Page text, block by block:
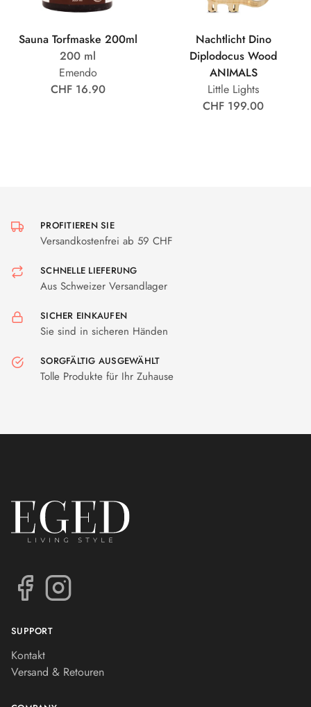
Sauna Torfmaske 200ml
200 ml
Emendo
CHF 16.90
Nachtlicht Dino
Diplodocus Wood
ANIMALS
Little Lights
CHF 199.00
PROFITIEREN SIE
Versandkostenfrei ab 59 CHF
SCHNELLE LIEFERUNG
Aus Schweizer Versandlager
SICHER EINKAUFEN
Sie sind in sicheren Händen
SORGFÄLTIG AUSGEWÄHLT
Tolle Produkte für Ihr Zuhause
SUPPORT
Kontakt
Versand & Retouren